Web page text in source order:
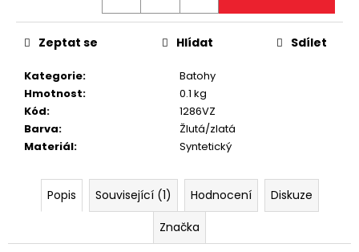
Kategorie:
Batohy
Hmotnost:
0.1 kg
Kód:
1286VZ
Barva:
Žlutá/zlatá
Materiál: Syntetický
Zeptat se Hlídat Sdílet
Popis Související (1) Hodnocení
Diskuze
Značka
j
e
m
e
STYLOVÁ
BÍLÁ
CROSSBODY